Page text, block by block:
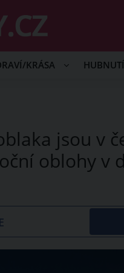
KRÁSA HUBNUTÍ
jsou v
oblohy v